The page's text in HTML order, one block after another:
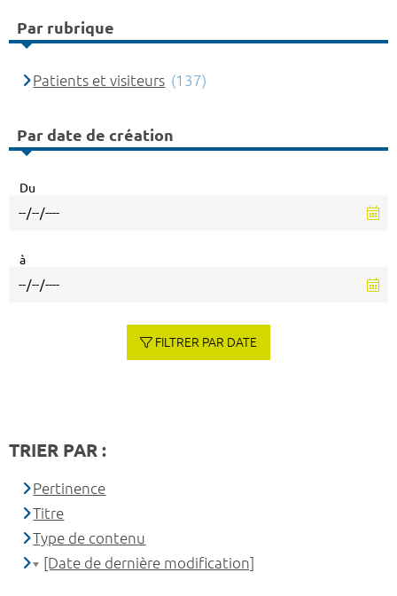
Par rubrique
Patients et visiteurs (137)
Par date de création
Du
à
FILTRER PAR DATE
TRIER PAR :
Pertinence
Titre
Type de contenu
[Date de dernière modification]